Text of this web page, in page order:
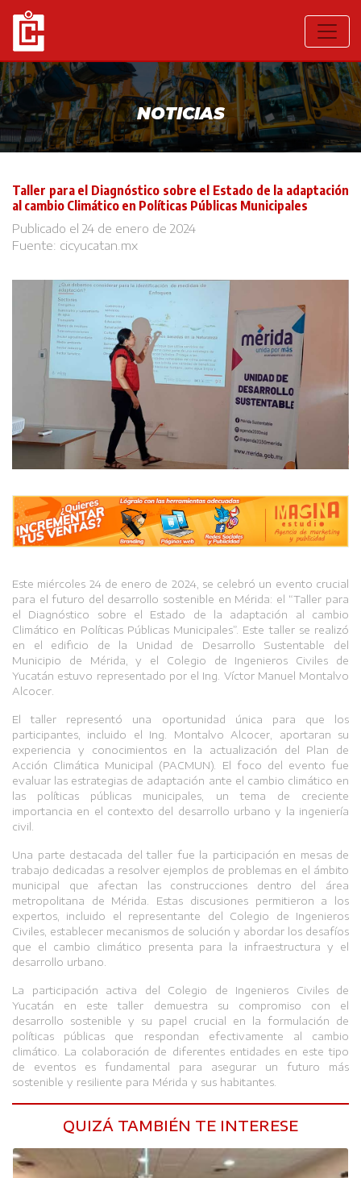
NOTICIAS
Taller para el Diagnóstico sobre el Estado de la adaptación
al cambio Climático en Políticas Públicas Municipales
Publicado el 24 de enero de 2024
Fuente: cicyucatan.mx
Este miércoles 24 de enero de 2024, se celebró un evento crucial
para el futuro del desarrollo sostenible en Mérida: el “Taller para
el Diagnóstico sobre el Estado de la adaptación al cambio
Climático en Políticas Públicas Municipales”. Este taller se realizó
en el edificio de la Unidad de Desarrollo Sustentable del
Municipio de Mérida, y el Colegio de Ingenieros Civiles de
Yucatán estuvo representado por el Ing. Víctor Manuel Montalvo
Alcocer.
El taller representó una oportunidad única para que los
participantes, incluido el Ing. Montalvo Alcocer, aportaran su
experiencia y conocimientos en la actualización del Plan de
Acción Climática Municipal (PACMUN). El foco del evento fue
evaluar las estrategias de adaptación ante el cambio climático en
las políticas públicas municipales, un tema de creciente
importancia en el contexto del desarrollo urbano y la ingeniería
civil.
Una parte destacada del taller fue la participación en mesas de
trabajo dedicadas a resolver ejemplos de problemas en el ámbito
municipal que afectan las construcciones dentro del área
metropolitana de Mérida. Estas discusiones permitieron a los
expertos, incluido el representante del Colegio de Ingenieros
Civiles, establecer mecanismos de solución y abordar los desafíos
que el cambio climático presenta para la infraestructura y el
desarrollo urbano.
La participación activa del Colegio de Ingenieros Civiles de
Yucatán en este taller demuestra su compromiso con el
desarrollo sostenible y su papel crucial en la formulación de
políticas públicas que respondan efectivamente al cambio
climático. La colaboración de diferentes entidades en este tipo
de eventos es fundamental para asegurar un futuro más
sostenible y resiliente para Mérida y sus habitantes.
QUIZÁ TAMBIÉN TE INTERESE